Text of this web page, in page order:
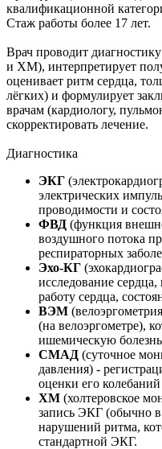
квалификационной
Стаж работы более 17 лет.
Врач проводит
и ХМ), интерпретирует
оценивает ритм сердца,
лёгких) и формулирует
врачам (кардиологу,
скорректировать лечение.
Диагностика
ЭКГ
электрических
проводимости и
ФВД (функция
воздушного потока
респираторных
Эхо-КГ
исследование
работу сердца,
ВЭМ
(на велоэргометре),
ишемическую болезнь
СМАД (суточное
давления) -
оценки его
ХМ (холтеровское
запись ЭКГ (обычно в
нарушений ритма,
стандартной ЭКГ.